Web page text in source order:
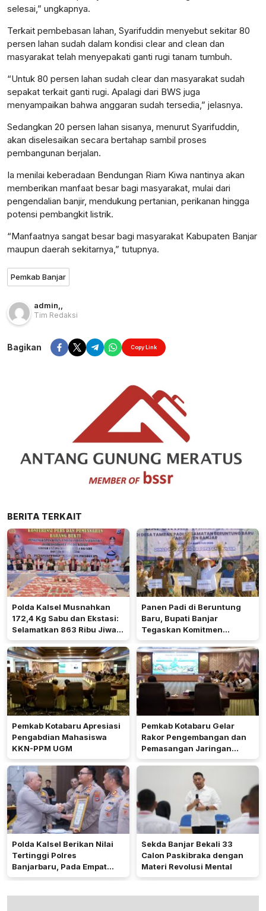
selesai,” ungkapnya.
Terkait pembebasan lahan, Syarifuddin menyebut sekitar 80
persen lahan sudah dalam kondisi clear and clean dan
masyarakat telah menyepakati ganti rugi tanam tumbuh.
“Untuk 80 persen lahan sudah clear dan masyarakat sudah
sepakat terkait ganti rugi. Apalagi dari BWS juga
menyampaikan bahwa anggaran sudah tersedia,” jelasnya.
Sedangkan 20 persen lahan sisanya, menurut Syarifuddin,
akan diselesaikan secara bertahap sambil proses
pembangunan berjalan.
Ia menilai keberadaan Bendungan Riam Kiwa nantinya akan
memberikan manfaat besar bagi masyarakat, mulai dari
pengendalian banjir, mendukung pertanian, perikanan hingga
potensi pembangkit listrik.
“Manfaatnya sangat besar bagi masyarakat Kabupaten Banjar
maupun daerah sekitarnya,” tutupnya.
Pemkab Banjar
admin
Tim Redaksi
Bagikan Copy Link
BERITA TERKAIT
Polda Kalsel Musnahkan
172,4 Kg Sabu dan Ekstasi:
Selamatkan 863 Ribu Jiwa
dan Hemat Biaya Rehab Rp.
4,3 Triliun
Panen Padi di Beruntung
Baru, Bupati Banjar
Tegaskan Komitmen
Dukung Ketahanan Pangan
Pemkab Kotabaru Apresiasi
Pengabdian Mahasiswa
KKN-PPM UGM
Pemkab Kotabaru Gelar
Rakor Pengembangan dan
Pemasangan Jaringan
Listrik PLN
Polda Kalsel Berikan Nilai
Tertinggi Polres
Banjarbaru, Pada Empat
Bidang Utama
Sekda Banjar Bekali 33
Calon Paskibraka dengan
Materi Revolusi Mental